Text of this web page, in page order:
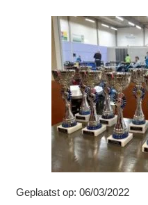
Geplaatst op: 06/03/2022